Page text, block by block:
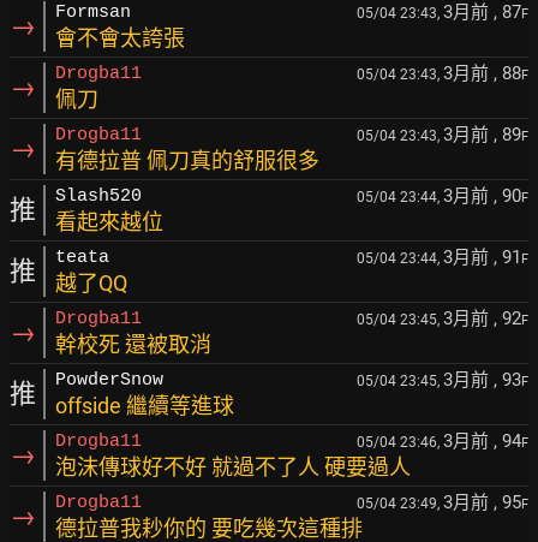
→ Formsan 05/04 23:43, 3月前 , 87F
會不會太誇張
→ Drogba11 05/04 23:43, 3月前 , 88F
佩刀
→ Drogba11 05/04 23:43, 3月前 , 89F
有德拉普 佩刀真的舒服很多
推 Slash520 05/04 23:44, 3月前 , 90F
看起來越位
推 teata 05/04 23:44, 3月前 , 91 F
越了QQ
→ Drogba11 05/04 23:45, 3月前 , 92F
幹校死 還被取消
推 PowderSnow 05/04 23:45, 3月前 , 93F
offside 繼續等進球
→ Drogba11 05/04 23:46, 3月前 , 94F
泡沫傳球好不好 就過不了人 硬要過人
→ Drogba11 05/04 23:49, 3月前 , 95F
德拉普我耖你的 要吃幾次這種排